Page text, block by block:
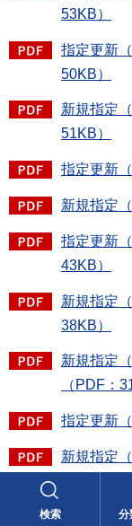
検索 分
53KB）
指定更新
50KB）
新規指定
51KB）
指定更新
新規指定
指定更新
43KB）
新規指定
38KB）
新規指定
（PDF：
指定更新
新規指定
指定更新